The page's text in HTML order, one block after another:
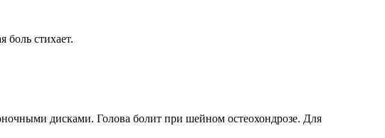
боль стихает.
дисками. Голова болит при шейном остеохондрозе. Для